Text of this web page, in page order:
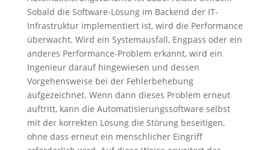
Sobald die Software-Lösung im Backend der IT-
Infrastruktur implementiert ist, wird die Performance
überwacht. Wird ein Systemausfall, Engpass oder ein
anderes Performance-Problem erkannt, wird ein
Ingenieur darauf hingewiesen und dessen
Vorgehensweise bei der Fehlerbehebung
aufgezeichnet. Wenn dann dieses Problem erneut
auftritt, kann die Automatisierungssoftware selbst
mit der korrekten Lösung die Störung beseitigen,
ohne dass erneut ein menschlicher Eingriff